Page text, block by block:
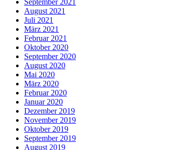
September 2021
August 2021
Juli 2021
März 2021
Februar 2021
Oktober 2020
September 2020
August 2020
Mai 2020
März 2020
Februar 2020
Januar 2020
Dezember 2019
November 2019
Oktober 2019
September 2019
August 2019